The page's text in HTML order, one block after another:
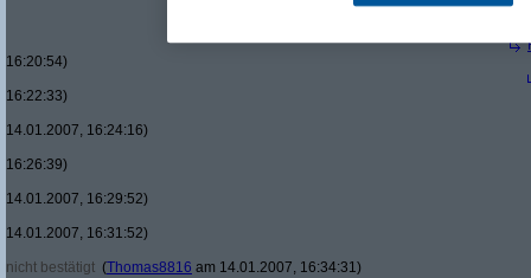
16:20:54)
16:22:33)
14.01.2007, 16:24:16)
16:26:39)
14.01.2007, 16:29:52)
14.01.2007, 16:31:52)
nicht bestätigt (Thomas8816 am 14.01.2007, 16:34:31)